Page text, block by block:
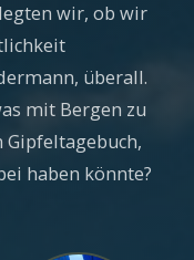
wir, ob wir
überall.
mit Bergen zu
Gipfeltagebuch,
haben könnte?